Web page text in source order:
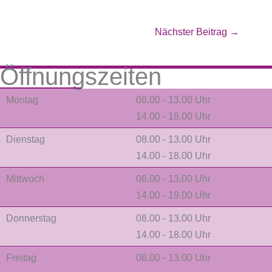
Nächster Beitrag →
Öffnungszeiten
Montag
08.00 - 13.00 Uhr
14.00 - 18.00 Uhr
Dienstag
08.00 - 13.00 Uhr
14.00 - 18.00 Uhr
Mittwoch
08.00 - 13.00 Uhr
14.00 - 19.00 Uhr
Donnerstag
08.00 - 13.00 Uhr
14.00 - 18.00 Uhr
Freitag 08.00 - 13.00 Uhr